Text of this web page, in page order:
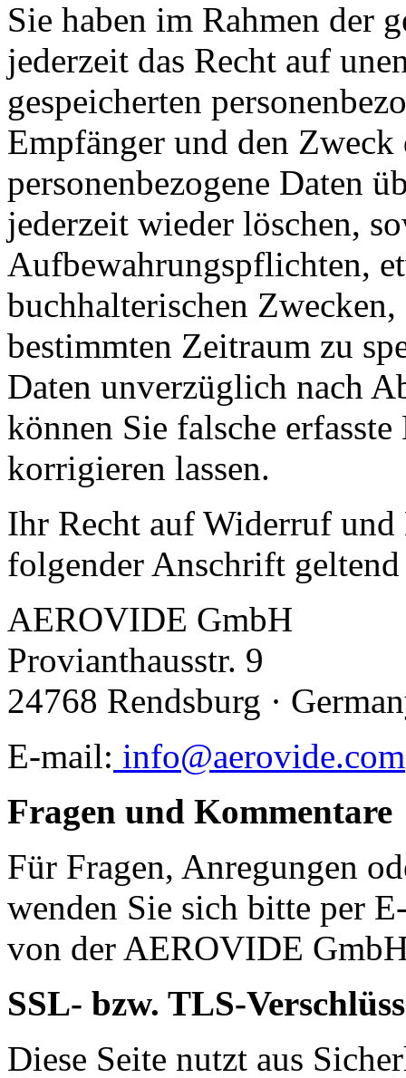
Sie haben im Rahmen der
jederzeit das Recht auf
gespeicherten
Empfänger und den
personenbezogene Daten
jederzeit wieder löschen,
Aufbewahrungspflichten,
buchhalterischen
bestimmten Zeitraum zu
Daten unverzüglich nach
können Sie falsche
korrigieren lassen.
Ihr Recht auf Widerruf
folgender Anschrift geltend
AEROVIDE GmbH
Provianthausstr. 9
24768 Rendsburg ·
E-mail: info@aerovide.com
Fragen und Kommentare
Für Fragen, Anregungen
wenden Sie sich bitte per
von der AEROVIDE
SSL- bzw. TLS-
Diese Seite nutzt aus